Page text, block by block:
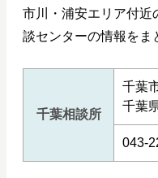
市川・浦安エリア付近
談センターの情報をま
千葉相談所
千葉
千葉
043-